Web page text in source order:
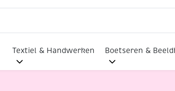
Textiel & Handwerken Boetseren &